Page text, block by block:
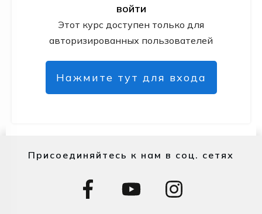
войти
Этот курс доступен только для
авторизированных пользователей
Нажмите тут для входа
Присоединяйтесь к нам в соц. сетях